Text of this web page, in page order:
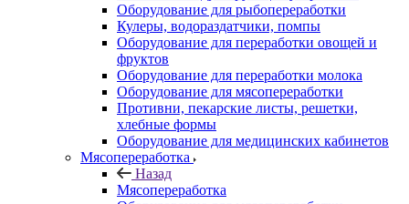
Оборудование для рыбопереработки
Кулеры, водораздатчики, помпы
Оборудование для переработки овощей и
фруктов
Оборудование для переработки молока
Оборудование для мясопереработки
Противни, пекарские листы, решетки,
хлебные формы
Оборудование для медицинских кабинетов
Мясопереработка
Назад
Мясопереработка